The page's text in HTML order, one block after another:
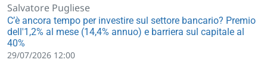
Salvatore Pugliese
C’è ancora tempo per investire sul settore bancario? Premio
dell'1,2% al mese (14,4% annuo) e barriera sul capitale al
40%
29/07/2026 12:00